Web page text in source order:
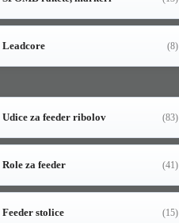
Leadcore (8)
Udice za feeder ribolov (83)
Role za feeder (41)
Feeder stolice (15)